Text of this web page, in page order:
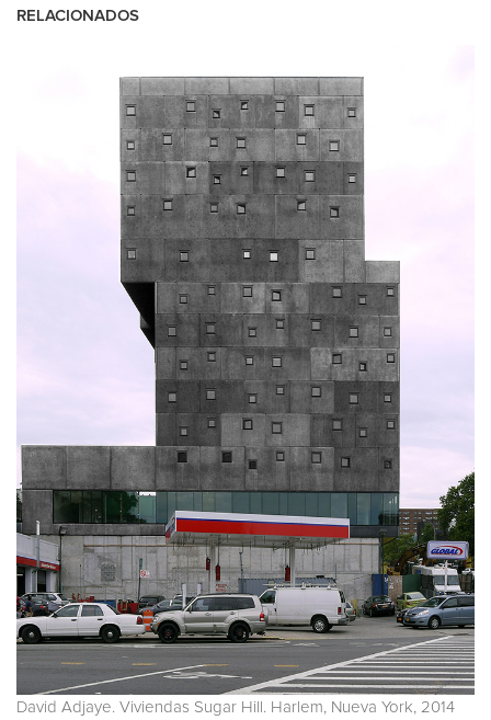
RELACIONADOS
David Adjaye. Viviendas Sugar Hill. Harlem, Nueva York, 2014